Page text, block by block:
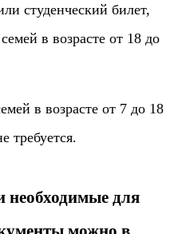
студенческий билет,
в возрасте от 18 до
в возрасте от 7 до 18
требуется.
необходимые для